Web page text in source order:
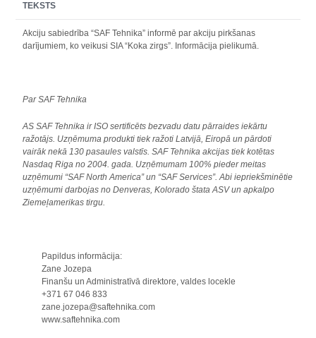
TEKSTS
Akciju sabiedrība “SAF Tehnika” informē par akciju pirkšanas
darījumiem, ko veikusi SIA “Koka zirgs”. Informācija pielikumā.
Par SAF Tehnika
AS SAF Tehnika ir ISO sertificēts bezvadu datu pārraides iekārtu
ražotājs. Uzņēmuma produkti tiek ražoti Latvijā, Eiropā un pārdoti
vairāk nekā 130 pasaules valstīs. SAF Tehnika akcijas tiek kotētas
Nasdaq Riga no 2004. gada. Uzņēmumam 100% pieder meitas
uzņēmumi “SAF North America” un “SAF Services”. Abi iepriekšminētie
uzņēmumi darbojas no Denveras, Kolorado štata ASV un apkalpo
Ziemeļamerikas tirgu.
Papildus informācija:
Zane Jozepa
Finanšu un Administratīvā direktore, valdes locekle
+371 67 046 833
zane.jozepa@saftehnika.com
www.saftehnika.com